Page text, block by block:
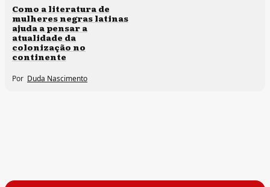
Direitos humanos
Como a literatura de
mulheres negras latinas
ajuda a pensar a
atualidade da
colonização no
continente
Por Duda Nascimento